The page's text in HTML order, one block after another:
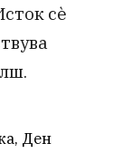
сè
Ден